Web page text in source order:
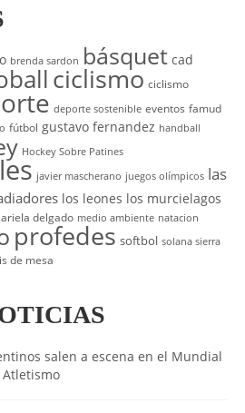
brenda sardon básquet cad
ciclismo ciclismo
deporte sostenible eventos famud
fútbol gustavo fernandez handball
Hockey Sobre Patines
javier mascherano juegos olímpicos las
los leones los murcielagos
delgado medio ambiente natacion
profedes softbol solana sierra
de mesa
salen a escena en el Mundial
Atletismo